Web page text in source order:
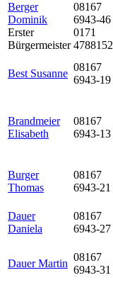
Berger
Dominik
Erster
Bürgermeister
08167
6943-46
0171
4788152
Best Susanne
08167
6943-19
Brandmeier
Elisabeth
08167
6943-13
Burger
Thomas
08167
6943-21
Dauer
Daniela
08167
6943-27
Dauer Martin
08167
6943-31